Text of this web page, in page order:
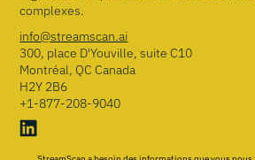
complexes.
info@streamscan.ai
300, place D'Youville, suite C10
Montréal, QC Canada
H2Y 2B6
+1-877-208-9040